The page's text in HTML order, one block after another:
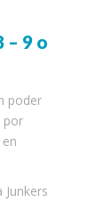
– 9 o
poder
por